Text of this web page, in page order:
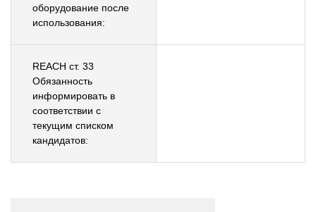
оборудование после
использования:
REACH ст. 33
Обязанность
информировать в
соответствии с
текущим списком
кандидатов: